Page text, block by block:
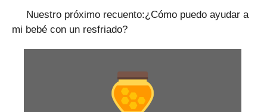
Nuestro próximo recuento:¿Cómo puedo ayudar a
mi bebé con un resfriado?